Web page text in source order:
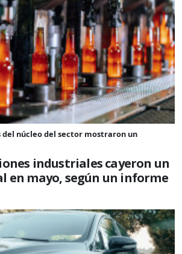
del núcleo del sector mostraron un
industriales cayeron un
en mayo, según un informe